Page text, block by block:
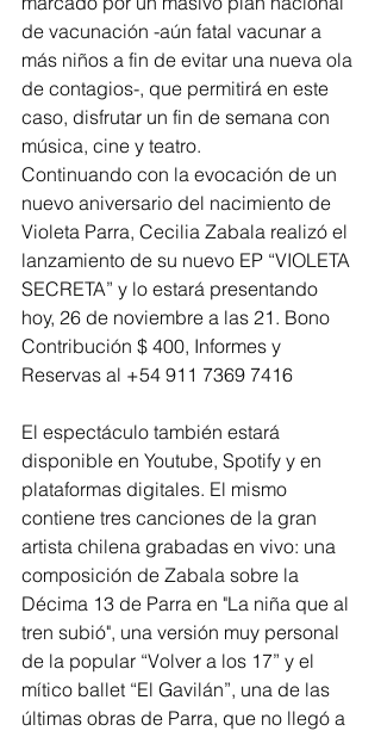
de vacunación -aún fatal vacunar a
más niños a fin de evitar una nueva ola
de contagios-, que permitirá en este
caso, disfrutar un fin de semana con
música, cine y teatro.
Continuando con la evocación de un
nuevo aniversario del nacimiento de
Violeta Parra, Cecilia Zabala realizó el
lanzamiento de su nuevo EP “VIOLETA
SECRETA” y lo estará presentando
hoy, 26 de noviembre a las 21. Bono
Contribución $ 400, Informes y
Reservas al +54 911 7369 7416
El espectáculo también estará
disponible en Youtube, Spotify y en
plataformas digitales. El mismo
contiene tres canciones de la gran
artista chilena grabadas en vivo: una
composición de Zabala sobre la
Décima 13 de Parra en "La niña que al
tren subió", una versión muy personal
de la popular “Volver a los 17” y el
mítico ballet “El Gavilán”, una de las
últimas obras de Parra, que no llegó a